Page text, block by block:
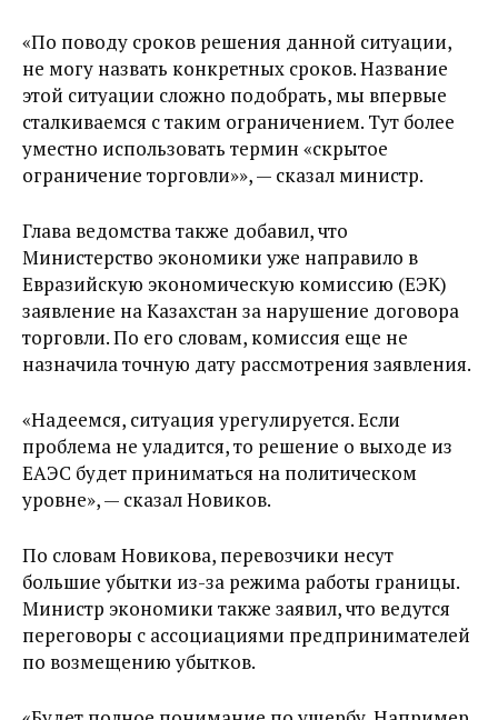
«По поводу сроков решения данной ситуации,
не могу назвать конкретных сроков. Название
этой ситуации сложно подобрать, мы впервые
сталкиваемся с таким ограничением. Тут более
уместно использовать термин «скрытое
ограничение торговли»», — сказал министр.
Глава ведомства также добавил, что
Министерство экономики уже направило в
Евразийскую экономическую комиссию (ЕЭК)
заявление на Казахстан за нарушение договора
торговли. По его словам, комиссия еще не
назначила точную дату рассмотрения заявления.
«Надеемся, ситуация урегулируется. Если
проблема не уладится, то решение о выходе из
ЕАЭС будет приниматься на политическом
уровне», — сказал Новиков.
По словам Новикова, перевозчики несут
большие убытки из-за режима работы границы.
Министр экономики также заявил, что ведутся
переговоры с ассоциациями предпринимателей
по возмещению убытков.